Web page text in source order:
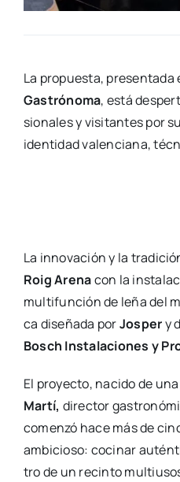
La pro­pues­ta, pre­sen­ta­da
Gas­tró­no­ma, está
sio­na­les y visi­tan­tes por
iden­ti­dad valen­cia­na,
La inno­va­ción y la
Roig Are­nacon la
mul­ti­fun­ción de leña del
ca dise­ña­da porJos­pery
Bosch Ins­ta­la­cio­nes y
El pro­yec­to, naci­do de
Mar­tí, direc­tor
comen­zó hace más de
ambi­cio­so: coci­nar
tro de un recin­to